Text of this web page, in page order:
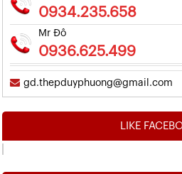
0934.235.658
Mr Đô
0936.625.499
gd.thepduyphuong@gmail.com
LIKE